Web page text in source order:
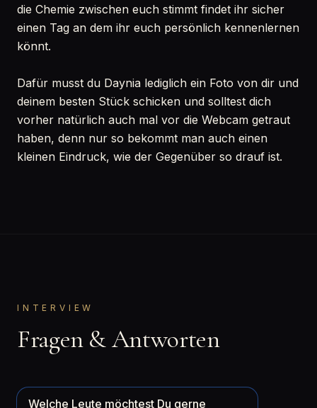
die Chemie zwischen euch stimmt findet ihr sicher
einen Tag an dem ihr euch persönlich kennenlernen
könnt.
Dafür musst du Daynia lediglich ein Foto von dir und
deinem besten Stück schicken und solltest dich
vorher natürlich auch mal vor die Webcam getraut
haben, denn nur so bekommt man auch einen
kleinen Eindruck, wie der Gegenüber so drauf ist.
INTERVIEW
Fragen & Antworten
Welche Leute möchtest Du gerne